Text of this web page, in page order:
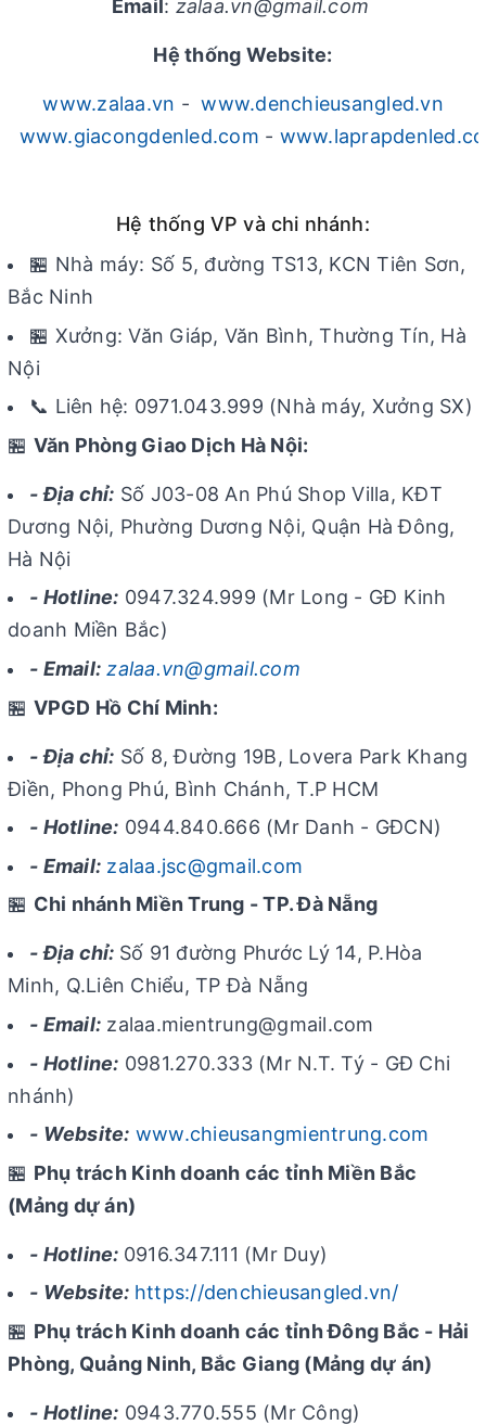
Email: zalaa.vn@gmail.com
Hệ thống Website:
www.zalaa.vn - www.denchieusangled.vn
www.giacongdenled.com -
Hệ thống VP và chi nhánh:
🏪 Nhà máy: Số 5, đường TS13, KCN Tiên Sơn,
Bắc Ninh
🏪 Xưởng: Văn Giáp, Văn Bình, Thường Tín, Hà
Nội
📞 Liên hệ: 0971.043.999 (Nhà máy, Xưởng SX)
🏪 Văn Phòng Giao Dịch Hà Nội:
- Địa chỉ: Số J03-08 An Phú Shop Villa, KĐT
Dương Nội, Phường Dương Nội, Quận Hà Đông,
Hà Nội
- Hotline: 0947.324.999 (Mr Long - GĐ Kinh
doanh Miền Bắc)
- Email: zalaa.vn@gmail.com
🏪 VPGD Hồ Chí Minh:
- Địa chỉ: Số 8, Đường 19B, Lovera Park Khang
Điền, Phong Phú, Bình Chánh, T.P HCM
- Hotline: 0944.840.666 (Mr Danh - GĐCN)
- Email: zalaa.jsc@gmail.com
🏪 Chi nhánh Miền Trung - TP. Đà Nẵng
- Địa chỉ: Số 91 đường Phước Lý 14, P.Hòa
Minh, Q.Liên Chiểu, TP Đà Nẵng
- Email: zalaa.mientrung@gmail.com
- Hotline: 0981.270.333 (Mr N.T. Tý - GĐ Chi
nhánh)
- Website: www.chieusangmientrung.com
🏪 Phụ trách Kinh doanh các tỉnh Miền Bắc
(Mảng dự án)
- Hotline: 0916.347.111 (Mr Duy)
- Website: https://denchieusangled.vn/
🏪 Phụ trách Kinh doanh các tỉnh Đông Bắc - Hải
Phòng, Quảng Ninh, Bắc Giang (Mảng dự án)
- Hotline: 0943.770.555 (Mr Công)